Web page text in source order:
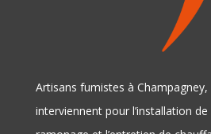
Artisans fumistes à
interviennent pour l’installation